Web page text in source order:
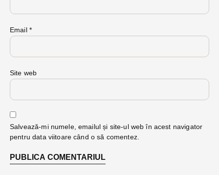
Email *
Site web
Salvează-mi numele, emailul și site-ul web în acest navigator
pentru data viitoare când o să comentez.